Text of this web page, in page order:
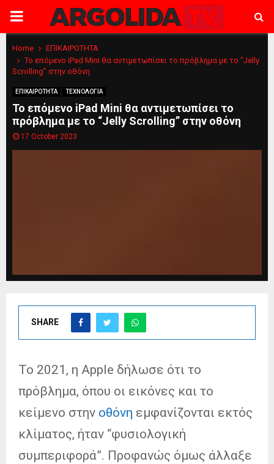
PRIMARY
MENU
Home
ΕΠΙΚΑΙΡΟΤΗΤΑ
Το επόμενο iPad Mini θα αντιμετωπίσει το πρόβλημα με το “Jelly
Scrolling” στην οθόνη
ΕΠΙΚΑΙΡΟΤΗΤΑ ΤΕΧΝΟΛΟΓΙΑ
Το επόμενο iPad Mini θα αντιμετωπίσει το
πρόβλημα με το “Jelly Scrolling” στην οθόνη
17 October 2023
SHARE
Το 2021, η Apple δήλωσε ότι το
πρόβλημα, όπου οι εικόνες και το
κείμενο στην οθόνη εμφανίζονται εκτός
κλίματος, ήταν “φυσιολογική
συμπεριφορά”. Προφανώς όμως άλλαξε